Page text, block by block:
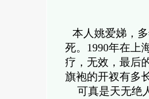
本人姚爱娣，
死。1990年在上
疗，无效，最后
旗袍的开衩有多
可真是天无绝